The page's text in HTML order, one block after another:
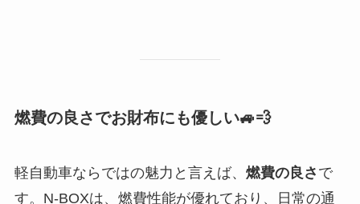
燃費の良さでお財布にも優しい🚙💨
軽自動車ならではの魅力と言えば、 燃費の良さ で
す。N-BOXは、燃費性能が優れており、日常の通